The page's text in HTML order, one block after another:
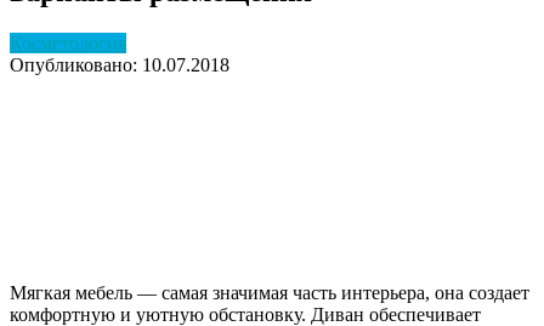
Косметология
Опубликовано: 10.07.2018
Мягкая мебель — самая значимая часть интерьера, она создает
комфортную и уютную обстановку. Диван обеспечивает